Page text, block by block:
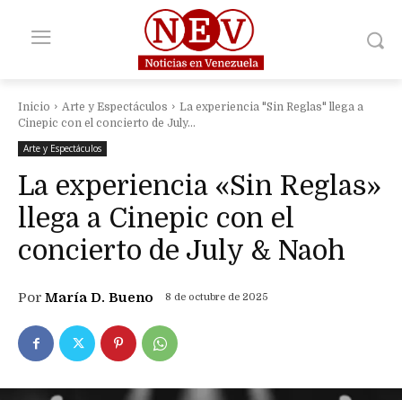
Inicio Arte y Espectáculos
La experiencia "Sin Reglas" llega a
Cinepic con el concierto de July...
Arte y Espectáculos
La experiencia «Sin Reglas»
llega a Cinepic con el
concierto de July & Naoh
Por María D. Bueno 8 de octubre de 2025